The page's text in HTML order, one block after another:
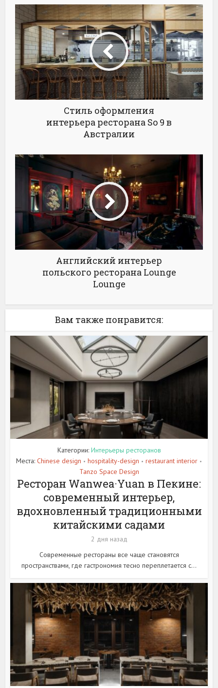
Стиль оформления
интерьера ресторана So 9 в
Австралии
Английский интерьер
польского ресторана Lounge
Lounge
Вам также понравится:
Категории: Интерьеры ресторанов
Места: Chinese design • hospitality-design • restaurant interior •
Tanzo Space Design
Ресторан Wanwea·Yuan в Пекине:
современный интерьер,
вдохновленный традиционными
китайскими садами
2 дня назад
Современные рестораны все чаще становятся
пространствами, где гастрономия тесно переплетается с...